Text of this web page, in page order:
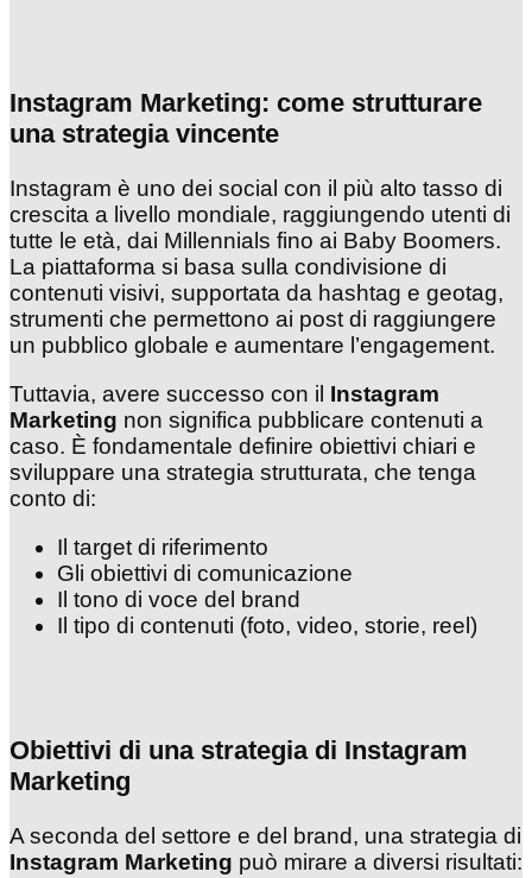
Instagram Marketing: come strutturare
una strategia vincente
Instagram è uno dei social con il più alto tasso di
crescita a livello mondiale, raggiungendo utenti di
tutte le età, dai Millennials fino ai Baby Boomers.
La piattaforma si basa sulla condivisione di
contenuti visivi, supportata da hashtag e geotag,
strumenti che permettono ai post di raggiungere
un pubblico globale e aumentare l’engagement.
Tuttavia, avere successo con il Instagram
Marketing non significa pubblicare contenuti a
caso. È fondamentale definire obiettivi chiari e
sviluppare una strategia strutturata, che tenga
conto di:
Il target di riferimento
Gli obiettivi di comunicazione
Il tono di voce del brand
Il tipo di contenuti (foto, video, storie, reel)
Obiettivi di una strategia di Instagram
Marketing
A seconda del settore e del brand, una strategia di
Instagram Marketing può mirare a diversi risultati: